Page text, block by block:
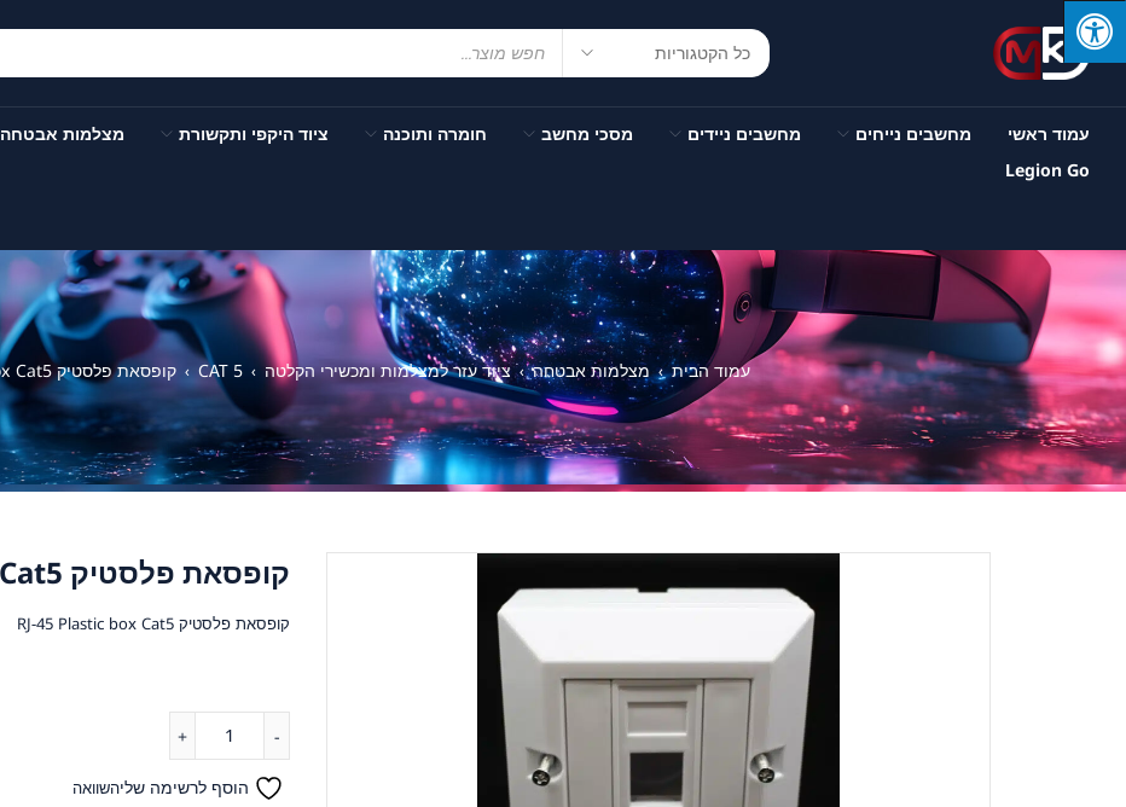
עמוד ראשי מחשבים נייחים מחשבים ניידים מסכי מחשב חומרה ותוכנה ציוד היקפי ותקשורת מצלמות אבטחה
Legion Go
עמוד הבית › מצלמות אבטחה › ציוד עזר למצלמות ומכשירי הקלטה ›
CAT 5
› קופסאת פלסטיק RJ-45 Plastic box Cat5
קופסאת פלסטיק RJ-45 Plastic box Cat5
קופסאת פלסטיק RJ-45 Plastic box Cat5
הוסף לרשימה שליהשוואה